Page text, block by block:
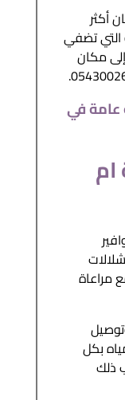
أكثر
التي تضفي
مكان
في
مراعاة
بكل
ذلك